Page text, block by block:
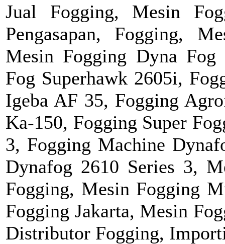
Jual Fogging, Mesin
Pengasapan, Fogging,
Mesin Fogging Dyna Fog
Fog Superhawk 2605i,
Igeba AF 35, Fogging
Ka-150, Fogging Super
3, Fogging Machine
Dynafog 2610 Series 3,
Fogging, Mesin Fogging
Fogging Jakarta, Mesin
Distributor Fogging,